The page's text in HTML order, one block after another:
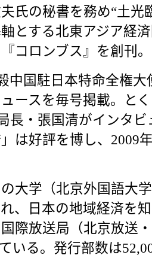
氏の秘書を務め“土光
とする北東アジア経
コロンブス』を創刊。
中国駐日本特命全権
ースを毎号掲載。と
長・張国清がインタ
は好評を博し、2009
大学（北京外国語大
、日本の地域経済を
際放送局（北京放送
いる。発行部数は